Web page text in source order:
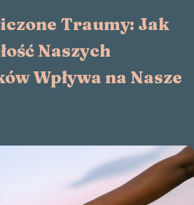
Traumy: Jak
Naszych
Wpływa na Nasze